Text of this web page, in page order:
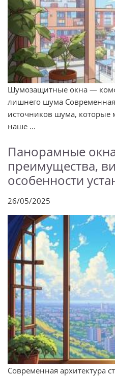
Шумозащитные окна —
лишнего шума
источников шума, которые
наше ...
Панорамные
преимущества,
особенности
26/05/2025
Современная архитектура